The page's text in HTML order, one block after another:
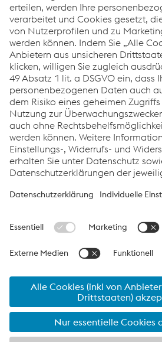
voestalpine Krems
T.+43/50304/14-686
F.+43/50304/54-716
E-Mail senden
Links
Karriere
AGBs
AEBs
Verhaltenskodex
Datenschutz
Cookie-Einstellungen
Sprache